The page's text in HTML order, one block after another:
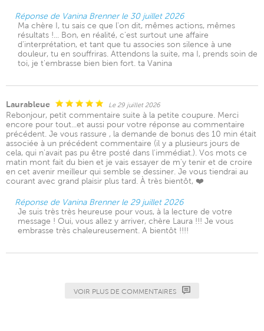
Réponse de Vanina Brenner le 30 juillet 2026
Ma chère I, tu sais ce que l'on dit, mêmes actions, mêmes
résultats !... Bon, en réalité, c'est surtout une affaire
d'interprétation, et tant que tu associes son silence à une
douleur, tu en souffriras. Attendons la suite, ma I, prends soin de
toi, je t'embrasse bien bien fort. ta Vanina
Laurableue Le 29 juillet 2026
Rebonjour, petit commentaire suite à la petite coupure. Merci
encore pour tout...et aussi pour votre réponse au commentaire
précédent. Je vous rassure , la demande de bonus des 10 min était
associée à un précédent commentaire (il y a plusieurs jours de
cela, qui n'avait pas pu être posté dans l'immédiat.). Vos mots ce
matin mont fait du bien et je vais essayer de m'y tenir et de croire
en cet avenir meilleur qui semble se dessiner. Je vous tiendrai au
courant avec grand plaisir plus tard. À très bientôt, ❤️
Réponse de Vanina Brenner le 29 juillet 2026
Je suis très très heureuse pour vous, à la lecture de votre
message ! Oui, vous allez y arriver, chère Laura !!! Je vous
embrasse très chaleureusement. A bientôt !!!!
VOIR PLUS DE COMMENTAIRES